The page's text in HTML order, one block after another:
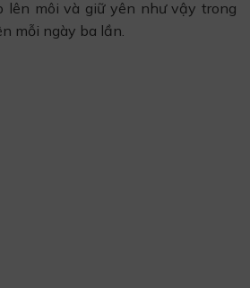
lên môi và giữ yên như vậy trong
mỗi ngày ba lần.